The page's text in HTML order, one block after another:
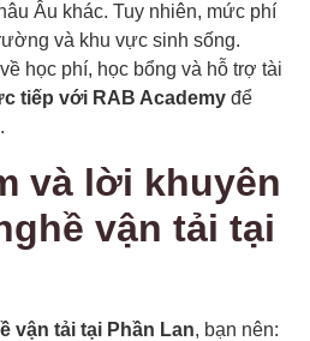
Âu khác. Tuy nhiên, mức phí
và khu vực sinh sống.
học phí, học bổng và hỗ trợ tài
tiếp với RAB Academy để
và lời khuyên
vận tải tại
vận tải tại Phần Lan, bạn nên: